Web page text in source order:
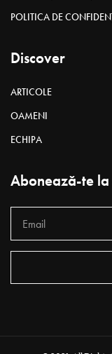
POLITICA DE
Discover
ARTICOLE
OAMENI
ECHIPA
Abonează-te